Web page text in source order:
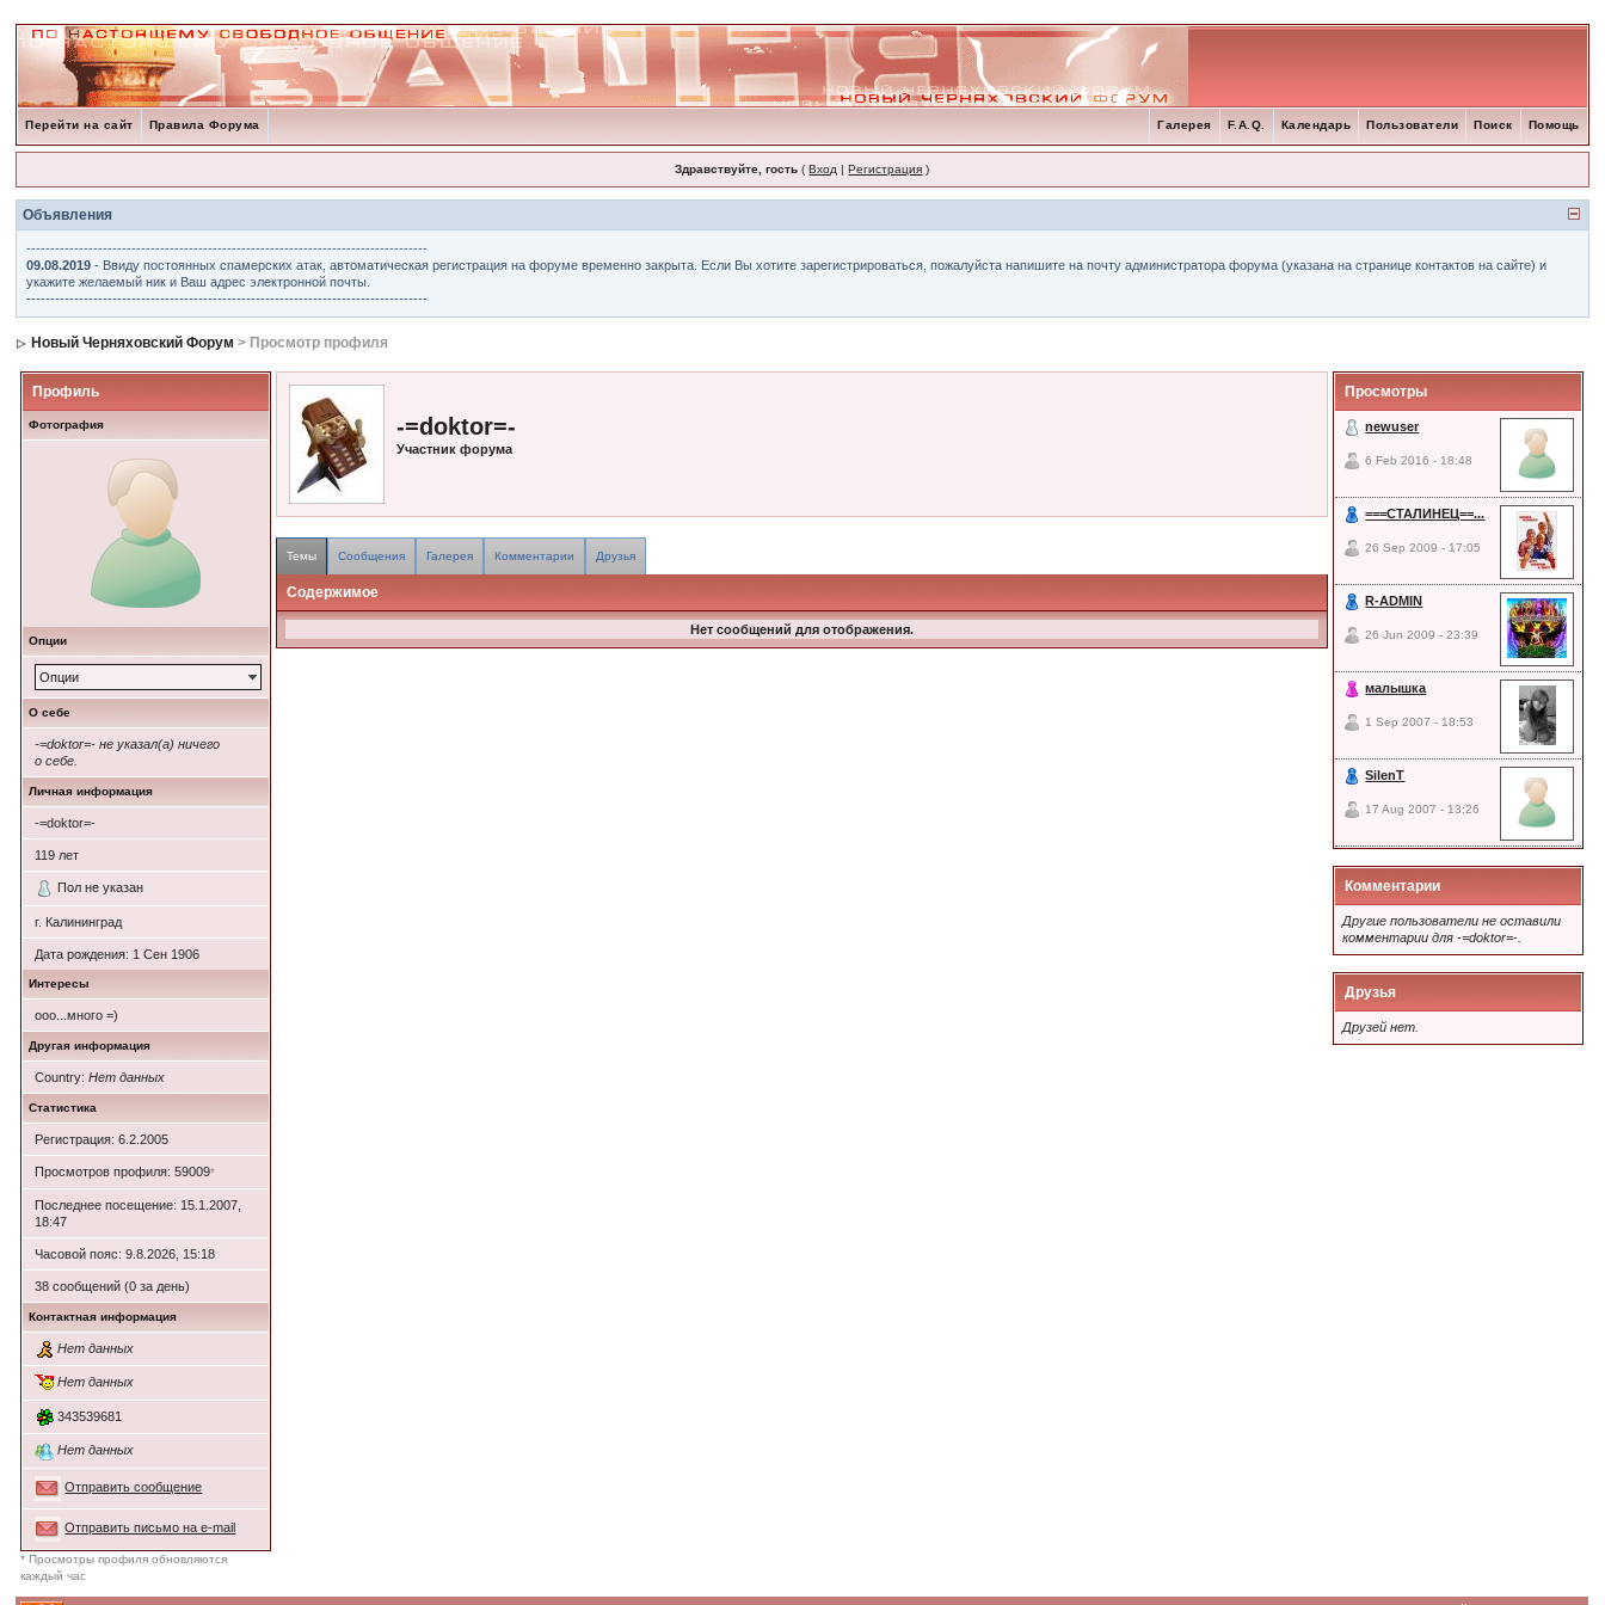
Перейти на сайт Правила Форума Помощь
Поиск
Пользователи
Календарь
F.A.Q.
Галерея
Здравствуйте, гость (Вход |Регистрация )
Объявления
------------------------------------------------------------------------------------
09.08.2019 - Ввиду постоянных спамерских атак, автоматическая регистрация на форуме временно закрыта. Если Вы хотите зарегистрироваться, пожалуйста напишите на почту администратора форума (указана на странице контактов на сайте) и
укажите желаемый ник и Ваш адрес электронной почты.
------------------------------------------------------------------------------------
Новый Черняховский Форум > Просмотр профиля
Профиль
Фотография
Опции
Опции
О себе
-=doktor=- не указал(а) ничего
о себе.
Личная информация
-=doktor=-
119 лет
Пол не указан
г. Калининград
Дата рождения: 1 Сен 1906
Интересы
ооо...много =)
Другая информация
Country:Нет данных
Статистика
Регистрация: 6.2.2005
Просмотров профиля: 59009*
Последнее посещение: 15.1.2007,
18:47
Часовой пояс: 9.8.2026, 15:18
38 сообщений (0 за день)
Контактная информация
Нет данных
Нет данных
343539681
Нет данных
Отправить сообщение
Отправить письмо на e-mail
* Просмотры профиля обновляются
каждый час
-=doktor=-
Участник форума
Темы Сообщения Галерея Комментарии Друзья
Содержимое
Нет сообщений для отображения.
Просмотры
newuser
6 Feb 2016 - 18:48
===СТАЛИНЕЦ==...
26 Sep 2009 - 17:05
R-ADMIN
26 Jun 2009 - 23:39
малышка
1 Sep 2007 - 18:53
SilenT
17 Aug 2007 - 13:26
Комментарии
Другие пользователи не оставили
комментарии для -=doktor=-.
Друзья
Друзей нет.